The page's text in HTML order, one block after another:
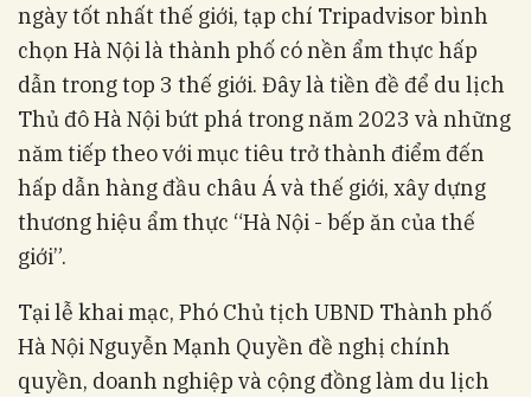
ngày tốt nhất thế giới, tạp chí Tripadvisor bình
chọn Hà Nội là thành phố có nền ẩm thực hấp
dẫn trong top 3 thế giới. Đây là tiền đề để du lịch
Thủ đô Hà Nội bứt phá trong năm 2023 và những
năm tiếp theo với mục tiêu trở thành điểm đến
hấp dẫn hàng đầu châu Á và thế giới, xây dựng
thương hiệu ẩm thực “Hà Nội - bếp ăn của thế
giới”.
Tại lễ khai mạc, Phó Chủ tịch UBND Thành phố
Hà Nội Nguyễn Mạnh Quyền đề nghị chính
quyền, doanh nghiệp và cộng đồng làm du lịch